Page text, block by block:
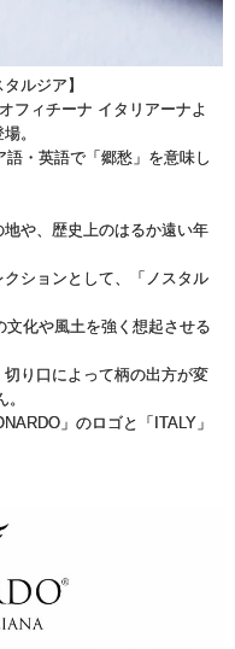
ルジア】
フィチーナ イタリアーナよ
。
語・英語で「郷愁」を意味し
や、歴史上のはるか遠い年
ションとして、「ノスタル
化や風土を強く想起させる
り口によって柄の出方が変
」のロゴと「ITALY」